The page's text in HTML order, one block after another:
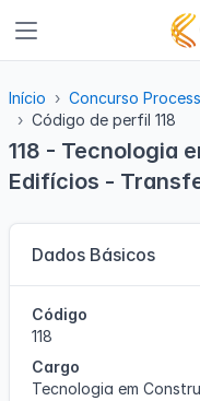
Início
Concurso
Código de perfil 118
118 - Tecnologia
Edifícios -
Dados Básicos
Código
118
Cargo
Tecnologia em